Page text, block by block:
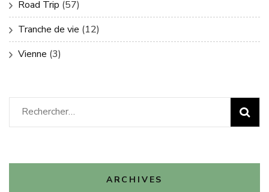
Road Trip (57)
Tranche de vie (12)
Vienne (3)
Rechercher :
ARCHIVES